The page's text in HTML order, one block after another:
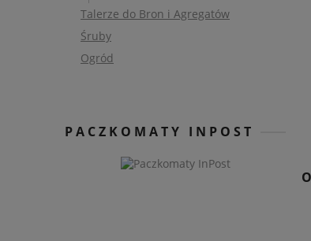
Talerze do Bron i Agregatów
Śruby
Ogród
PACZKOMATY INPOST